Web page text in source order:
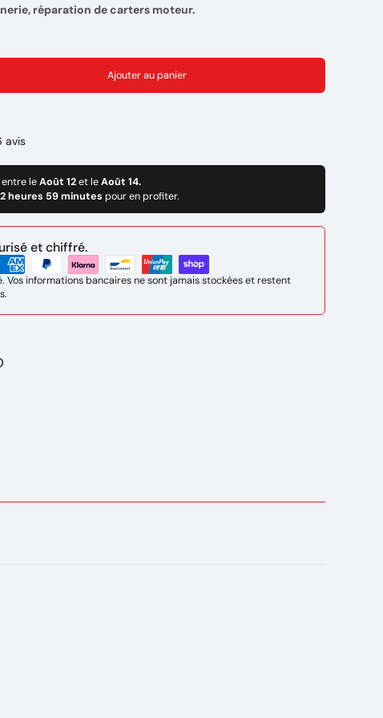
réparation de carters moteur.
Ajouter au panier
avis
leAoût 12et leAoût 14.
2 heures 59 minutes pour en profiter.
et chiffré.
Vos informations bancaires ne sont jamais stockées et restent